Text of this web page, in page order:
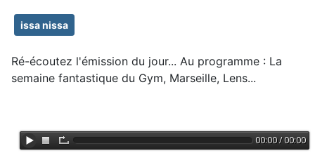
issa nissa
Ré-écoutez l'émission du jour... Au programme : La
semaine fantastique du Gym, Marseille, Lens...